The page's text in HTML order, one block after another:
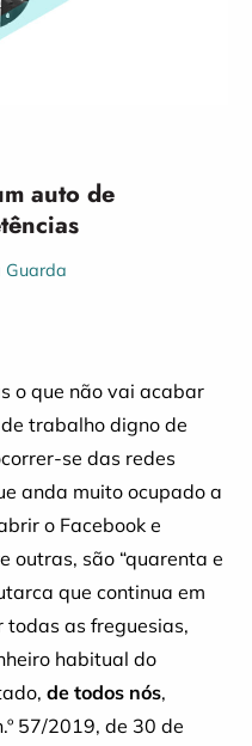
auto de
Guarda
o que não vai acabar
trabalho digno de
se das redes
anda muito ocupado a
o Facebook e
outras, são “quarenta e
que continua em
as freguesias,
habitual do
de todos nós,
57/2019, de 30 de